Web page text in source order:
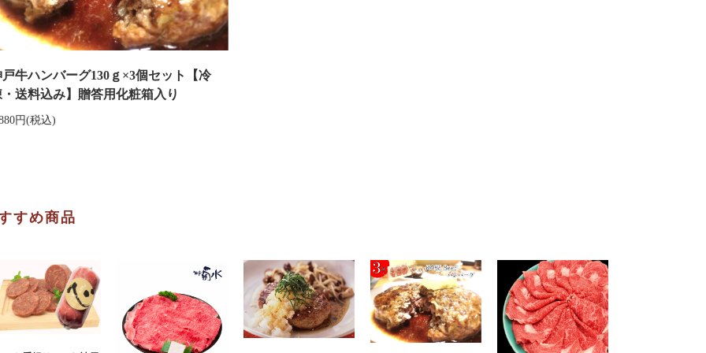
牛ハンバーグ130ｇ×3個セット【冷
送料込み】贈答用化粧箱入り
円(税込)
すめ商品